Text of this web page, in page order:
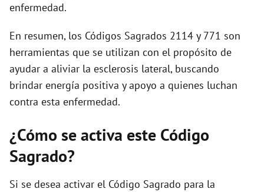
enfermedad.
En resumen, los Códigos Sagrados 2114 y 771 son
herramientas que se utilizan con el propósito de
ayudar a aliviar la esclerosis lateral, buscando
brindar energía positiva y apoyo a quienes luchan
contra esta enfermedad.
¿Cómo se activa este Código
Sagrado?
Si se desea activar el Código Sagrado para la